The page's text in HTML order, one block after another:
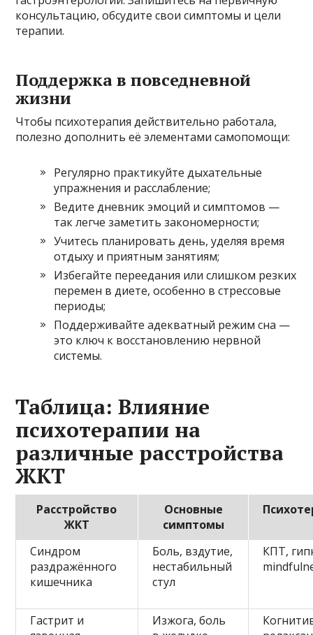
консультацию, обсудите свои симптомы и цели
терапии.
Поддержка в повседневной
жизни
Чтобы психотерапия действительно работала,
полезно дополнить её элементами самопомощи:
Регулярно практикуйте дыхательные
упражнения и расслабление;
Ведите дневник эмоций и симптомов —
так легче заметить закономерности;
Учитесь планировать день, уделяя время
отдыху и приятным занятиям;
Избегайте переедания или слишком резких
перемен в диете, особенно в стрессовые
периоды;
Поддерживайте адекватный режим сна —
это ключ к восстановлению нервной
системы.
Таблица: Влияние
психотерапии на
различные расстройства
ЖКТ
Расстройство
ЖКТ
Основные
симптомы
Синдром
раздражённого
кишечника
Боль, вздутие,
нестабильный
стул
КПТ,
Гастрит и
Изжога, боль